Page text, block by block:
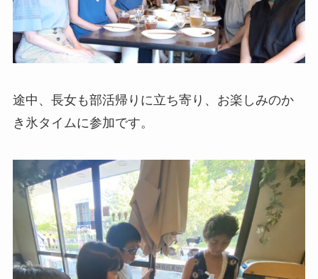
途中、長女も部活帰りに立ち寄り、お楽しみのか
き氷タイムに参加です。